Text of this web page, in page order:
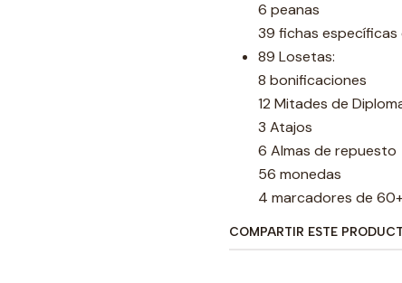
6 peanas
39 fichas específicas
89 Losetas:
8 bonificaciones
12 Mitades de
3 Atajos
6 Almas de repuesto
56 monedas
4 marcadores de
COMPARTIR ESTE